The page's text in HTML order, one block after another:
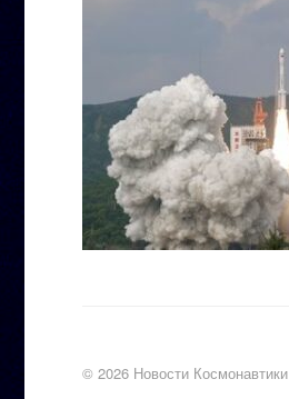
© 2026 Новости Космонавтики